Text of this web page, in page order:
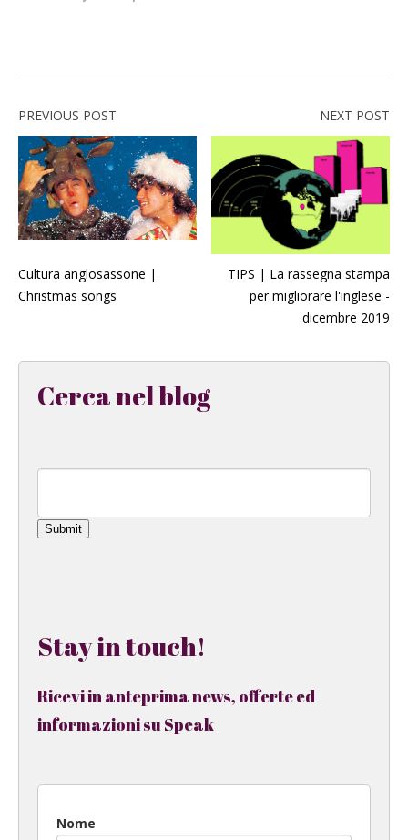
PREVIOUS POST
Cultura anglosassone |
Christmas songs
NEXT POST
TIPS | La rassegna stampa
per migliorare l'inglese -
dicembre 2019
Cerca nel blog
Submit
Stay in touch!
Ricevi in anteprima news, offerte ed
informazioni su Speak
Nome